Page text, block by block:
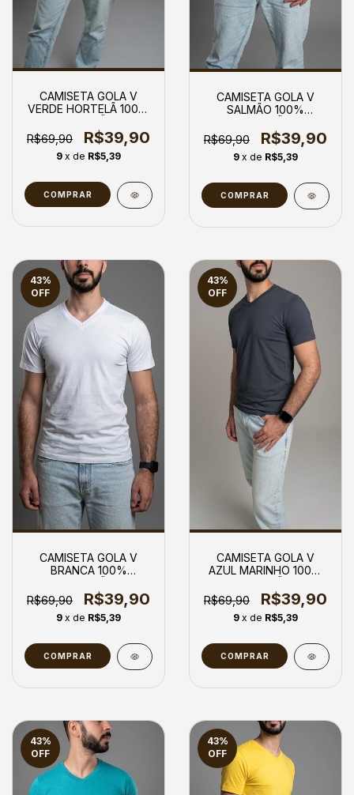
CAMISETA GOLA V
VERDE HORTELÃ 100%
R$69,90
R$39,90
9 x de R$5,39
COMPRAR
CAMISETA GOLA V
SALMÃO 100%
R$69,90
R$39,90
9 x de R$5,39
COMPRAR
43%
OFF
CAMISETA GOLA V
BRANCA 100%
R$69,90
R$39,90
9 x de R$5,39
COMPRAR
43%
OFF
CAMISETA GOLA V
AZUL MARINHO 100%
R$69,90
R$39,90
9 x de R$5,39
COMPRAR
43%
OFF
43%
OFF